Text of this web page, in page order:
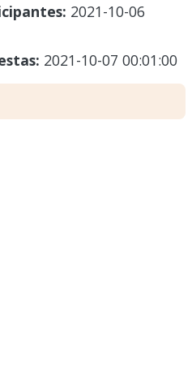
2021-10-06
2021-10-07 00:01:00